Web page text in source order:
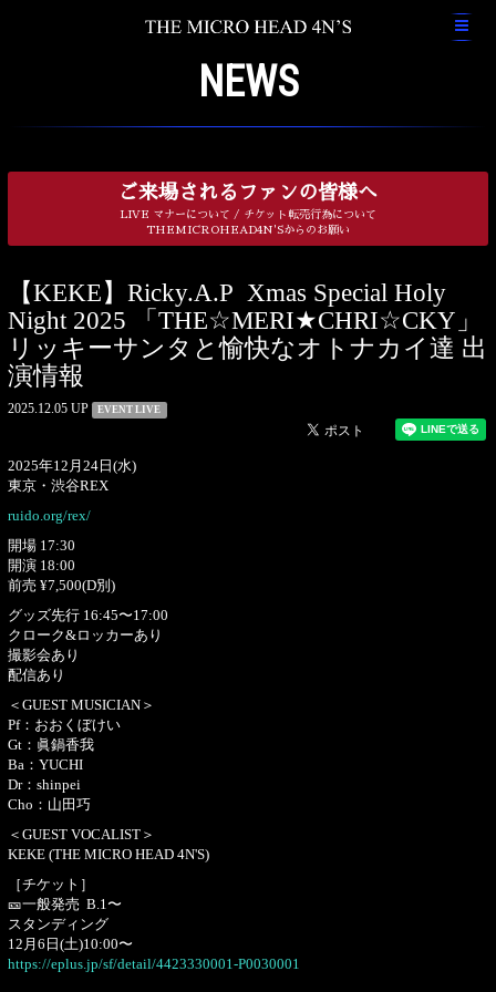
NEWS
ご来場されるファンの皆様へ
LIVE マナーについて / チケット転売行為について
THEMICROHEAD4N'Sからのお願い
【KEKE】Ricky.A.P Xmas Special Holy
Night 2025 「THE☆MERI★CHRI☆CKY」
リッキーサンタと愉快なオトナカイ達 出
演情報
2025.12.05 UP EVENT LIVE
2025年12月24日(水)
東京・渋谷REX
ruido.org/rex/
開場 17:30
開演 18:00
前売 ¥7,500(D別)
グッズ先行 16:45〜17:00
クローク&ロッカーあり
撮影会あり
配信あり
＜GUEST MUSICIAN＞
Pf：おおくぼけい
Gt：眞鍋香我
Ba：YUCHI
Dr：shinpei
Cho：山田巧
＜GUEST VOCALIST＞
KEKE (THE MICRO HEAD 4N'S)
［チケット］
🎫一般発売 B.1〜
スタンディング
12月6日(土)10:00〜
https://eplus.jp/sf/detail/4423330001-P0030001